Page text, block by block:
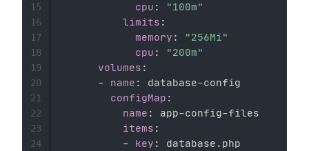
cpu :
"100m"
limits :
memory :
"256Mi"
cpu :
"200m"
volumes :
-
name : database-config
configMap :
name : app-config-files
items :
-
key :
database.php
15
16
17
18
19
20
21
22
23
24